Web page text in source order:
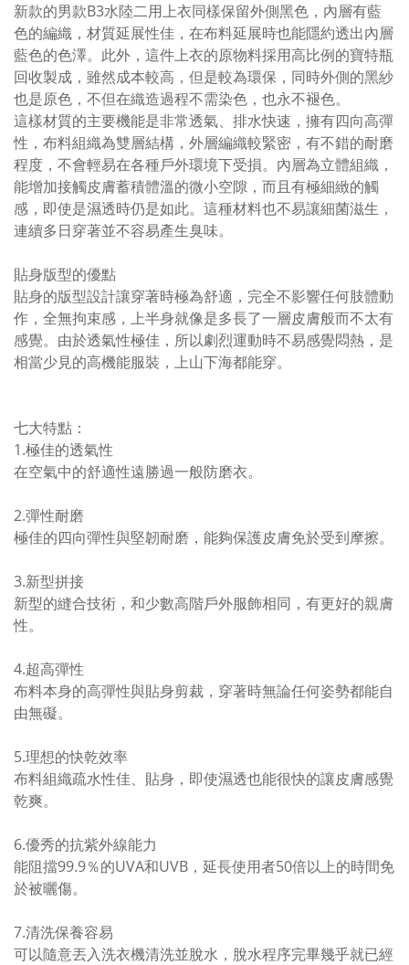
新款的男款B3水陸二用上衣同樣保留外側黑色，內層有藍
色的編織，材質延展性佳，在布料延展時也能隱約透出內層
藍色的色澤。此外，這件上衣的原物料採用高比例的寶特瓶
回收製成，雖然成本較高，但是較為環保，同時外側的黑紗
也是原色，不但在織造過程不需染色，也永不褪色。
這樣材質的主要機能是非常透氣、排水快速，擁有四向高彈
性，布料組織為雙層結構，外層編織較緊密，有不錯的耐磨
程度，不會輕易在各種戶外環境下受損。內層為立體組織，
能增加接觸皮膚蓄積體溫的微小空隙，而且有極細緻的觸
感，即使是濕透時仍是如此。這種材料也不易讓細菌滋生，
連續多日穿著並不容易產生臭味。
貼身版型的優點
貼身的版型設計讓穿著時極為舒適，完全不影響任何肢體動
作，全無拘束感，上半身就像是多長了一層皮膚般而不太有
感覺。由於透氣性極佳，所以劇烈運動時不易感覺悶熱，是
相當少見的高機能服裝，上山下海都能穿。
七大特點：
1.極佳的透氣性
在空氣中的舒適性遠勝過一般防磨衣。
2.彈性耐磨
極佳的四向彈性與堅韌耐磨，能夠保護皮膚免於受到摩擦。
3.新型拼接
新型的縫合技術，和少數高階戶外服飾相同，有更好的親膚
性。
4.超高彈性
布料本身的高彈性與貼身剪裁，穿著時無論任何姿勢都能自
由無礙。
5.理想的快乾效率
布料組織疏水性佳、貼身，即使濕透也能很快的讓皮膚感覺
乾爽。
6.優秀的抗紫外線能力
能阻擋99.9％的UVA和UVB，延長使用者50倍以上的時間免
於被曬傷。
7.清洗保養容易
可以隨意丟入洗衣機清洗並脫水，脫水程序完畢幾乎就已經